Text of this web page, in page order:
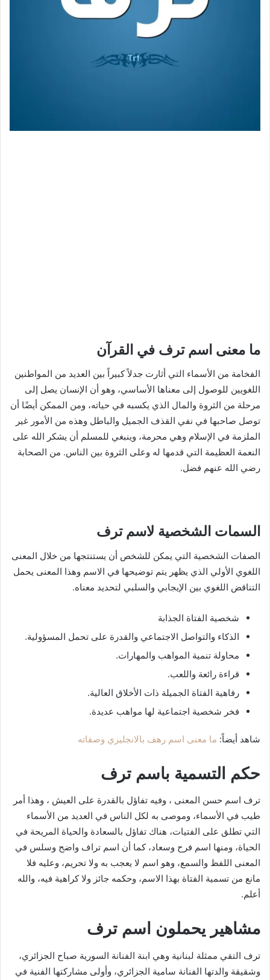
ما معنى اسم ترف في القرآن
الفخامة من الأسماء التي أثارت جدلاً كبيراً بين العديد من المواطنين
اللغويين للوصول إلى معناها الأساسي، وهو أن الإنسان يصل إلى
مرحلة من الثروة والمال الذي يكسبه في حياته، ومن الممكن أيضًا أن
توصل صاحبها في نفي القذف الجميل والباطل وهذه من الأمور غير
الملزمة في الإسلام وهي محرمة، وينبغي للمسلم أن يشكر الله على
النعمة العظيمة التي قدمها له وعلى الثروة بين الناس. من الصحابة
رضي الله عنهم فضل.
السمات الشخصية لاسم ترف
الصفات الشخصية التي يمكن للشخص أن يستنتجها من خلال المعنى
اللغوي الأولي الذي يظهر يتم توضيحها في الاسم وهذا المعنى يحمل
التناقض اللغوي بين الإيجابي والسلبي لتحديد معناه.
شخصية الفتاة الجذابة
الذكاء والتواصل الاجتماعي والقدرة على تحمل المسؤولية.
محاولة تنمية المواهب والمهارات.
قراءة رائعة واللعب.
رفاهية الفتاة الجميلة ذات الأخلاق العالية.
فخر شخصية اجتماعية لها مواهب عديدة.
شاهد أيضاً: ما معنى اسم رهف بالانجليزي وصفاته
حكم التسمية باسم ترف
ترف اسم حسن المعنى ، وفيه تفاؤل بالقدرة على العيش ، وهذا أمر
طيب في الأسماء، وموصى به لكل الناس في العديد من الأسماء
التي تطلق على الفتيات، هناك تفاؤل بالسعادة والحياة المريحة في
الحياة، ومنها اسم فرح وسعاد، كما أن اسم تراف واضح وسلس في
المعنى اللفظ والسمع، وهو اسم لا يعجب به ولا تحريم، وعليه فلا
مانع من تسمية الفتاة بهذا الاسم، وحكمه جائز ولا كراهية فيه، والله
أعلم.
مشاهير يحملون اسم ترف
ترف التقي ممثلة لبنانية وهي ابنة الفنانة السورية صباح الجزائري،
وشقيقة والدتها الفنانة سامية الجزائري، وأولى مشاركتها الفنية في